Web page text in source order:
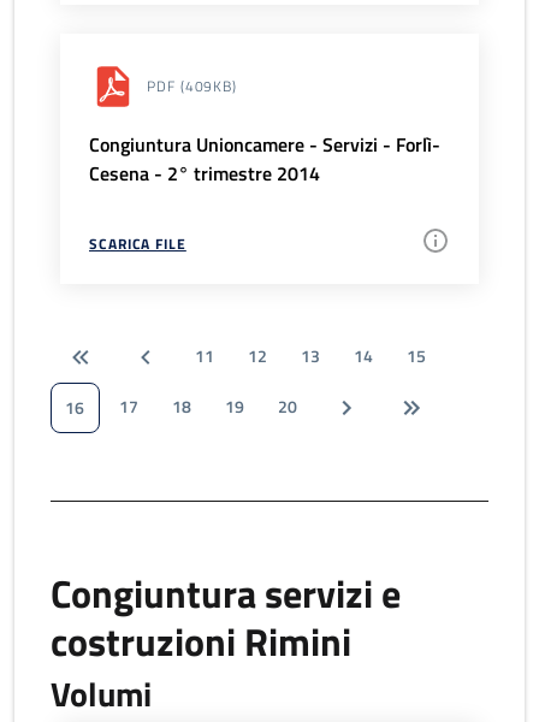
PDF (409KB)
Congiuntura Unioncamere - Servizi - Forlì-
Cesena - 2° trimestre 2014
SCARICA FILE
11 12 13 14
15
16
17 18 19 20
Congiuntura servizi e
costruzioni Rimini
Volumi